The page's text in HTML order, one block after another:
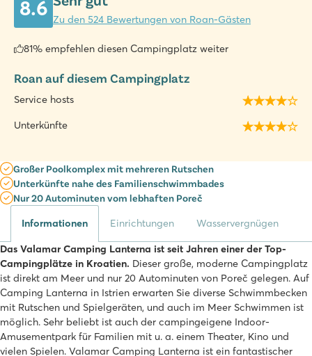
8.6 Zu den 524 Bewertungen von Roan-Gästen
81% empfehlen diesen Campingplatz weiter
Roan auf diesem Campingplatz
Service hosts
Unterkünfte
Großer Poolkomplex mit mehreren Rutschen
Unterkünfte nahe des Familienschwimmbades
Nur 20 Autominuten vom lebhaften Poreč
Informationen Einrichtungen Wasservergnügen
Das Valamar Camping Lanterna ist seit Jahren einer der Top-
Campingplätze in Kroatien. Dieser große, moderne Campingplatz
ist direkt am Meer und nur 20 Autominuten von Poreč gelegen. Auf
Camping Lanterna in Istrien erwarten Sie diverse Schwimmbecken
mit Rutschen und Spielgeräten, und auch im Meer Schwimmen ist
möglich. Sehr beliebt ist auch der campingeigene Indoor-
Amusementpark für Familien mit u. a. einem Theater, Kino und
vielen Spielen. Valamar Camping Lanterna ist ein fantastischer